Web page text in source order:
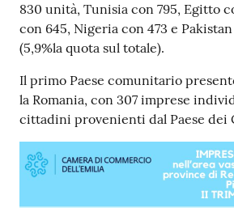
830 unità, Tunisia con 795, Egitto
con 645, Nigeria con 473 e
(5,9%la quota sul totale).
Il primo Paese comunitario
la Romania, con 307 imprese
cittadini provenienti dal Paese dei